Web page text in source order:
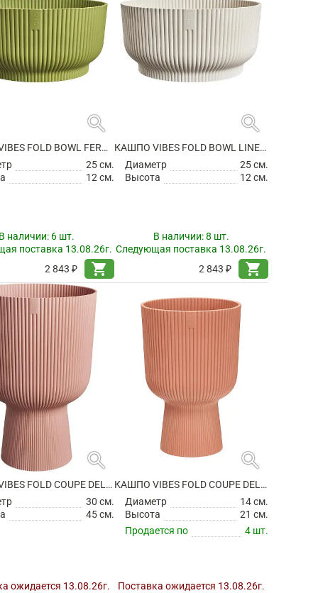
search
КАШПО VIBES FOLD BOWL FERN GREEN
25 см.
12 см.
наличии: 6 шт.
поставка 13.08.26г.
2 843 ₽
shopping_cart
search
КАШПО VIBES FOLD BOWL LINEN WHITE
Диаметр
25 см.
Высота
12 см.
В наличии:8 шт.
Следующая поставка 13.08.26г.
2 843 ₽
shopping_cart
search
КАШПО VIBES FOLD COUPE DELICATE PINK
30 см.
45 см.
ожидается 13.08.26г.
search
КАШПО VIBES FOLD COUPE DELICATE PINK
Диаметр
14 см.
Высота
21 см.
Продается по
4 шт.
Поставка ожидается 13.08.26г.